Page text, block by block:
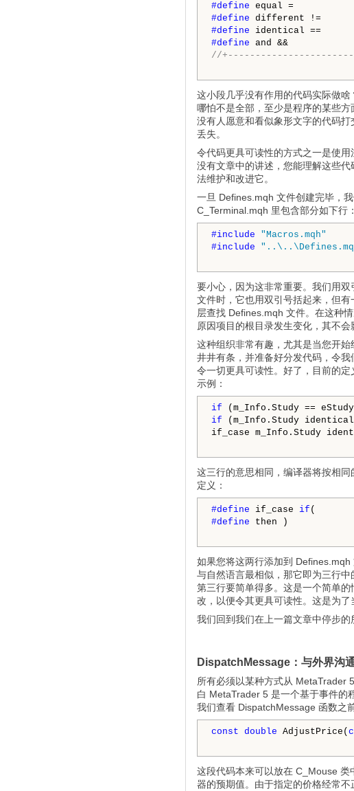
#define
#define
#define
#define
//
这小段几乎没有作用的代码实际做
哪怕不是全部，至少是程序的某些
没有人愿意和看似象形文字的代码
丢失。
令代码更具可读性的方式之一是使
没有文章中的讲述，您能理解这些
法维护和改进它。
一旦 Defines.mqh 文件创建完毕，
C_Terminal.mqh 里包含部分如下行：
#include "Macros.mqh"
#include
要小心，因为这非常重要。我们用
文件时，它也用双引号括起来，但
层查找 Defines.mqh 文件。在这种
原因项目的根目录发生变化，其不
这种组织非常有趣，尤其是当您开
井井有条，并准备好分发代码，令
令一切更具可读性。好了，目前的
示例：
if
if (m_Info.Study identical
if_case m_Info.Study
这三行的意思相同，编译器将按相
定义：
#define if_case if
#define then )
如果您将这两行添加到
与自然语言最相似，那它即为三行
第三行要简单得多。这是一个简单
改，以便令其更具可读性。这是为了
我们回到我们在上一篇文章中停步
DispatchMessage：与外界沟
所有必须以某种方式从 MetaTrader
白 MetaTrader 5 是一个基于事件的
我们查看 DispatchMessage 函数之
const double AdjustPrice(
这段代码本来可以放在 C_Mouse
器的预期值。由于指定的价格经常